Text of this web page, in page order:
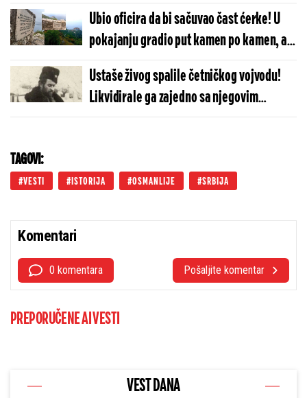
otadžbinu i ispisali istoriju!
Ubio oficira da bi sačuvao čast ćerke! U
pokajanju gradio put kamen po kamen, a
njegova mezimica nikada nije digla ruke
od njega: Ova priča slama i najtvrđa srca
(FOTO)
Ustaše živog spalile četničkog vojvodu!
Likvidirale ga zajedno sa njegovim
borcima: Ovo je priča iz zaboravljene
TAGOVI:
VESTI ISTORIJA OSMANLIJE SRBIJA
Komentari
0 komentara Pošaljite komentar
PREPORUČENE AI VESTI
VEST DANA